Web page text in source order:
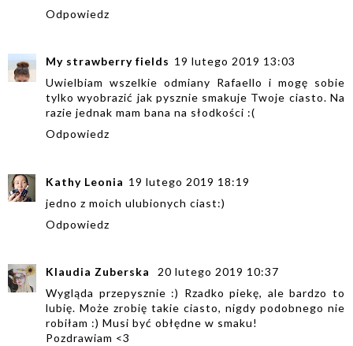
Odpowiedz
My strawberry fields 19 lutego 2019 13:03
Uwielbiam wszelkie odmiany Rafaello i mogę sobie
tylko wyobrazić jak pysznie smakuje Twoje ciasto. Na
razie jednak mam bana na słodkości :(
Odpowiedz
Kathy Leonia 19 lutego 2019 18:19
jedno z moich ulubionych ciast:)
Odpowiedz
Klaudia Zuberska
20 lutego 2019 10:37
Wygląda przepysznie :) Rzadko piekę, ale bardzo to
lubię. Może zrobię takie ciasto, nigdy podobnego nie
robiłam :) Musi być obłędne w smaku!
Pozdrawiam <3